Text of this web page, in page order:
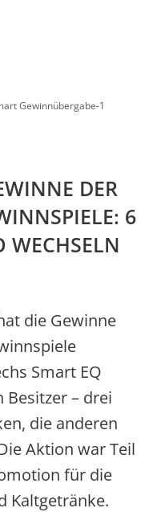
am Limes
Aktuelle Stellen
Gewinnübergabe-1
DER
6 S
D
die Gewinne
Smart EQ
– drei
die anderen
Aktion war Teil
für die
Kaltgetränke.